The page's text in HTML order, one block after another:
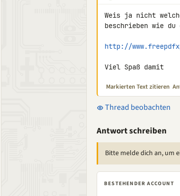
Weis ja nicht
beschrieben wie
http://
Viel Spaß damit
Markierten Text zitieren
Thread beobachten
Antwort schreiben
Bitte melde dich an, um
BESTEHENDER ACCOUNT